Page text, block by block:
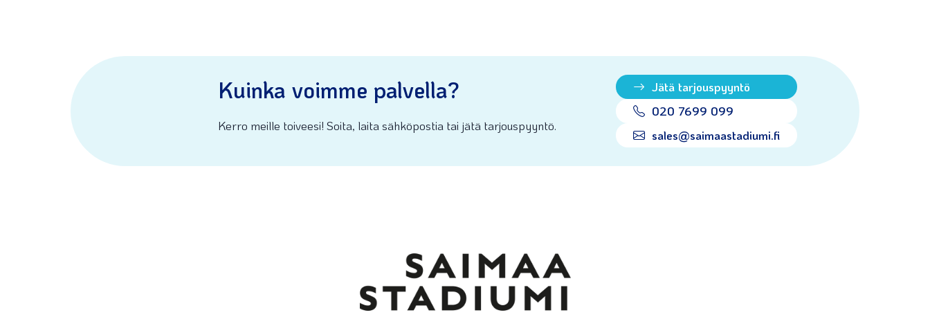
Kuinka voimme palvella?
Kerro meille toiveesi! Soita, laita sähköpostia tai jätä tarjouspyyntö.
Jätä tarjouspyyntö
020 7699 099
sales@saimaastadiumi.fi